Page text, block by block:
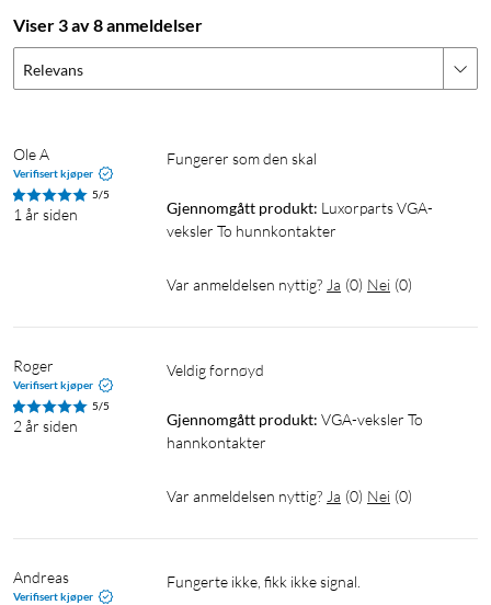
Viser 3 av 8 anmeldelser
Relevans
Ole A
Verifisert kjøper
5/5
1 år siden
Fungerer som den skal
Gjennomgått produkt: Luxorparts VGA-
veksler To hunnkontakter
Var anmeldelsen nyttig? Ja (0) Nei (0)
Roger
Verifisert kjøper
5/5
2 år siden
Veldig fornøyd
Gjennomgått produkt: VGA-veksler To
hannkontakter
Var anmeldelsen nyttig? Ja (0) Nei (0)
Andreas
Verifisert kjøper
Fungerte ikke, fikk ikke signal.